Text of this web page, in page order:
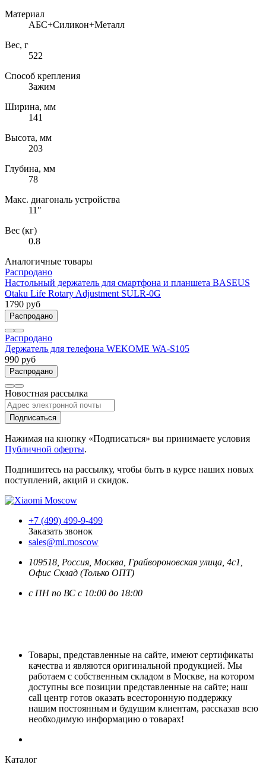
Материал
АБС+Силикон+Металл
Вес, г
522
Способ крепления
Зажим
Ширина, мм
141
Высота, мм
203
Глубина, мм
78
Макс. диагональ устройства
11"
Вес (кг)
0.8
Аналогичные товары
Распродано
Настольный держатель для смартфона и планшета BASEUS
Otaku Life Rotary Adjustment SULR-0G
1790 руб
Распродано
Распродано
Держатель для телефона WEKOME WA-S105
990 руб
Распродано
Новостная рассылка
Подписаться
Нажимая на кнопку «Подписаться» вы принимаете условия
Публичной оферты.
Подпишитесь на рассылку, чтобы быть в курсе наших новых
поступлений, акций и скидок.
+7 (499) 499-9-499
Заказать звонок
sales@mi.moscow
109518, Россия Москва , Грайвороновская улица, 4с1,
Офис Склад (Только ОПТ)
с ПН по ВС с 10:00 до 18:00
Товары, представленные на сайте, имеют сертификаты
качества и являются оригинальной продукцией. Мы
работаем с собственным складом в Москве, на котором
доступны все позиции представленные на сайте; наш
call центр готов оказать всесторонную поддержку
нашим постоянным и будущим клиентам, рассказав всю
необходимую информацию о товарах!
Каталог